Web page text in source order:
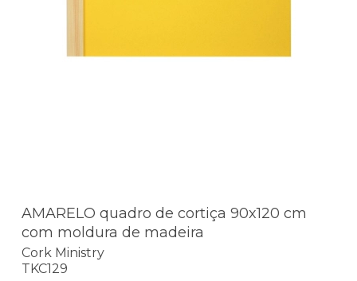
AMARELO quadro de cortiça 90x120 cm
com moldura de madeira
Cork Ministry
TKC129